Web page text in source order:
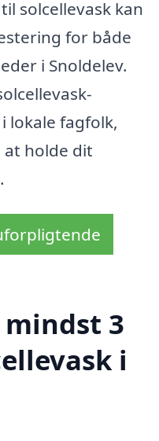
solcellevask kan
for både
i Snoldelev.
lokale fagfolk,
holde dit
3
i